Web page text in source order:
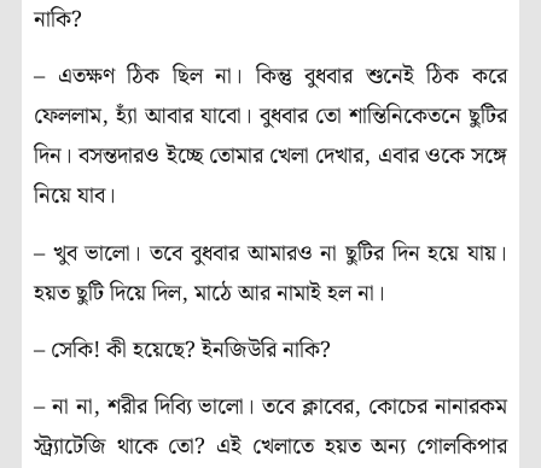
নাকি?
– এতক্ষণ ঠিক ছিল না। কিন্তু বুধবার শুনেই ঠিক করে
ফেললাম, হ্যাঁ আবার যাবো। বুধবার তো শান্তিনিকেতনে ছুটির
দিন। বসন্তদারও ইচ্ছে তোমার খেলা দেখার, এবার ওকে সঙ্গে
নিয়ে যাব।
– খুব ভালো। তবে বুধবার আমারও না ছুটির দিন হয়ে যায়।
হয়ত ছুটি দিয়ে দিল, মাঠে আর নামাই হল না।
– সেকি! কী হয়েছে? ইনজিউরি নাকি?
– না না, শরীর দিব্যি ভালো ।তবে ক্লাবের, কোচের নানারকম
স্ট্র্যাটেজি থাকে তো? এই খেলাতে হয়ত অন্য গোলকিপার